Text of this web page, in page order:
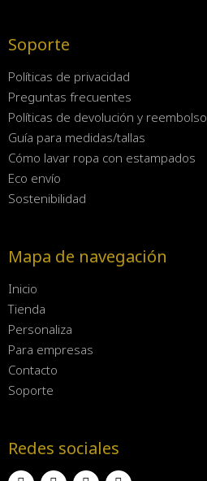
Soporte
Políticas de privacidad
Preguntas frecuentes
Políticas de devolución y reembolso
Guía para medidas/tallas
Cómo lavar ropa con estampados
Eco envío
Sostenibilidad
Mapa de navegación
Inicio
Tienda
Personaliza
Para empresas
Contacto
Soporte
Redes sociales